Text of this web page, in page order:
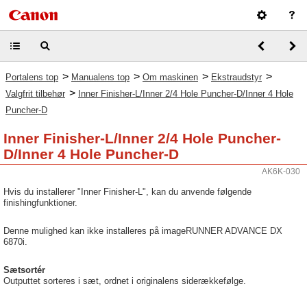
Portalens top > Manualens top > Om maskinen > Ekstraudstyr >
Valgfrit tilbehør > Inner Finisher-L/Inner 2/4 Hole Puncher-D/Inner 4 Hole
Puncher-D
Inner Finisher-L/Inner 2/4 Hole Puncher-
D/Inner 4 Hole Puncher-D
AK6K-030
Hvis du installerer "Inner Finisher-L", kan du anvende følgende
finishingfunktioner.
Denne mulighed kan ikke installeres på imageRUNNER ADVANCE DX
6870i.
Sætsortér
Outputtet sorteres i sæt, ordnet i originalens siderækkefølge.